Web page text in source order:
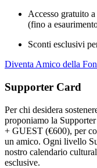
Accesso gratuito
(fino a
Sconti esclusivi
Diventa Amico della
Supporter Card
Per chi desidera
proponiamo la
+ GUEST (€600), per
un amico. Ogni livello
nostro calendario
esclusive.